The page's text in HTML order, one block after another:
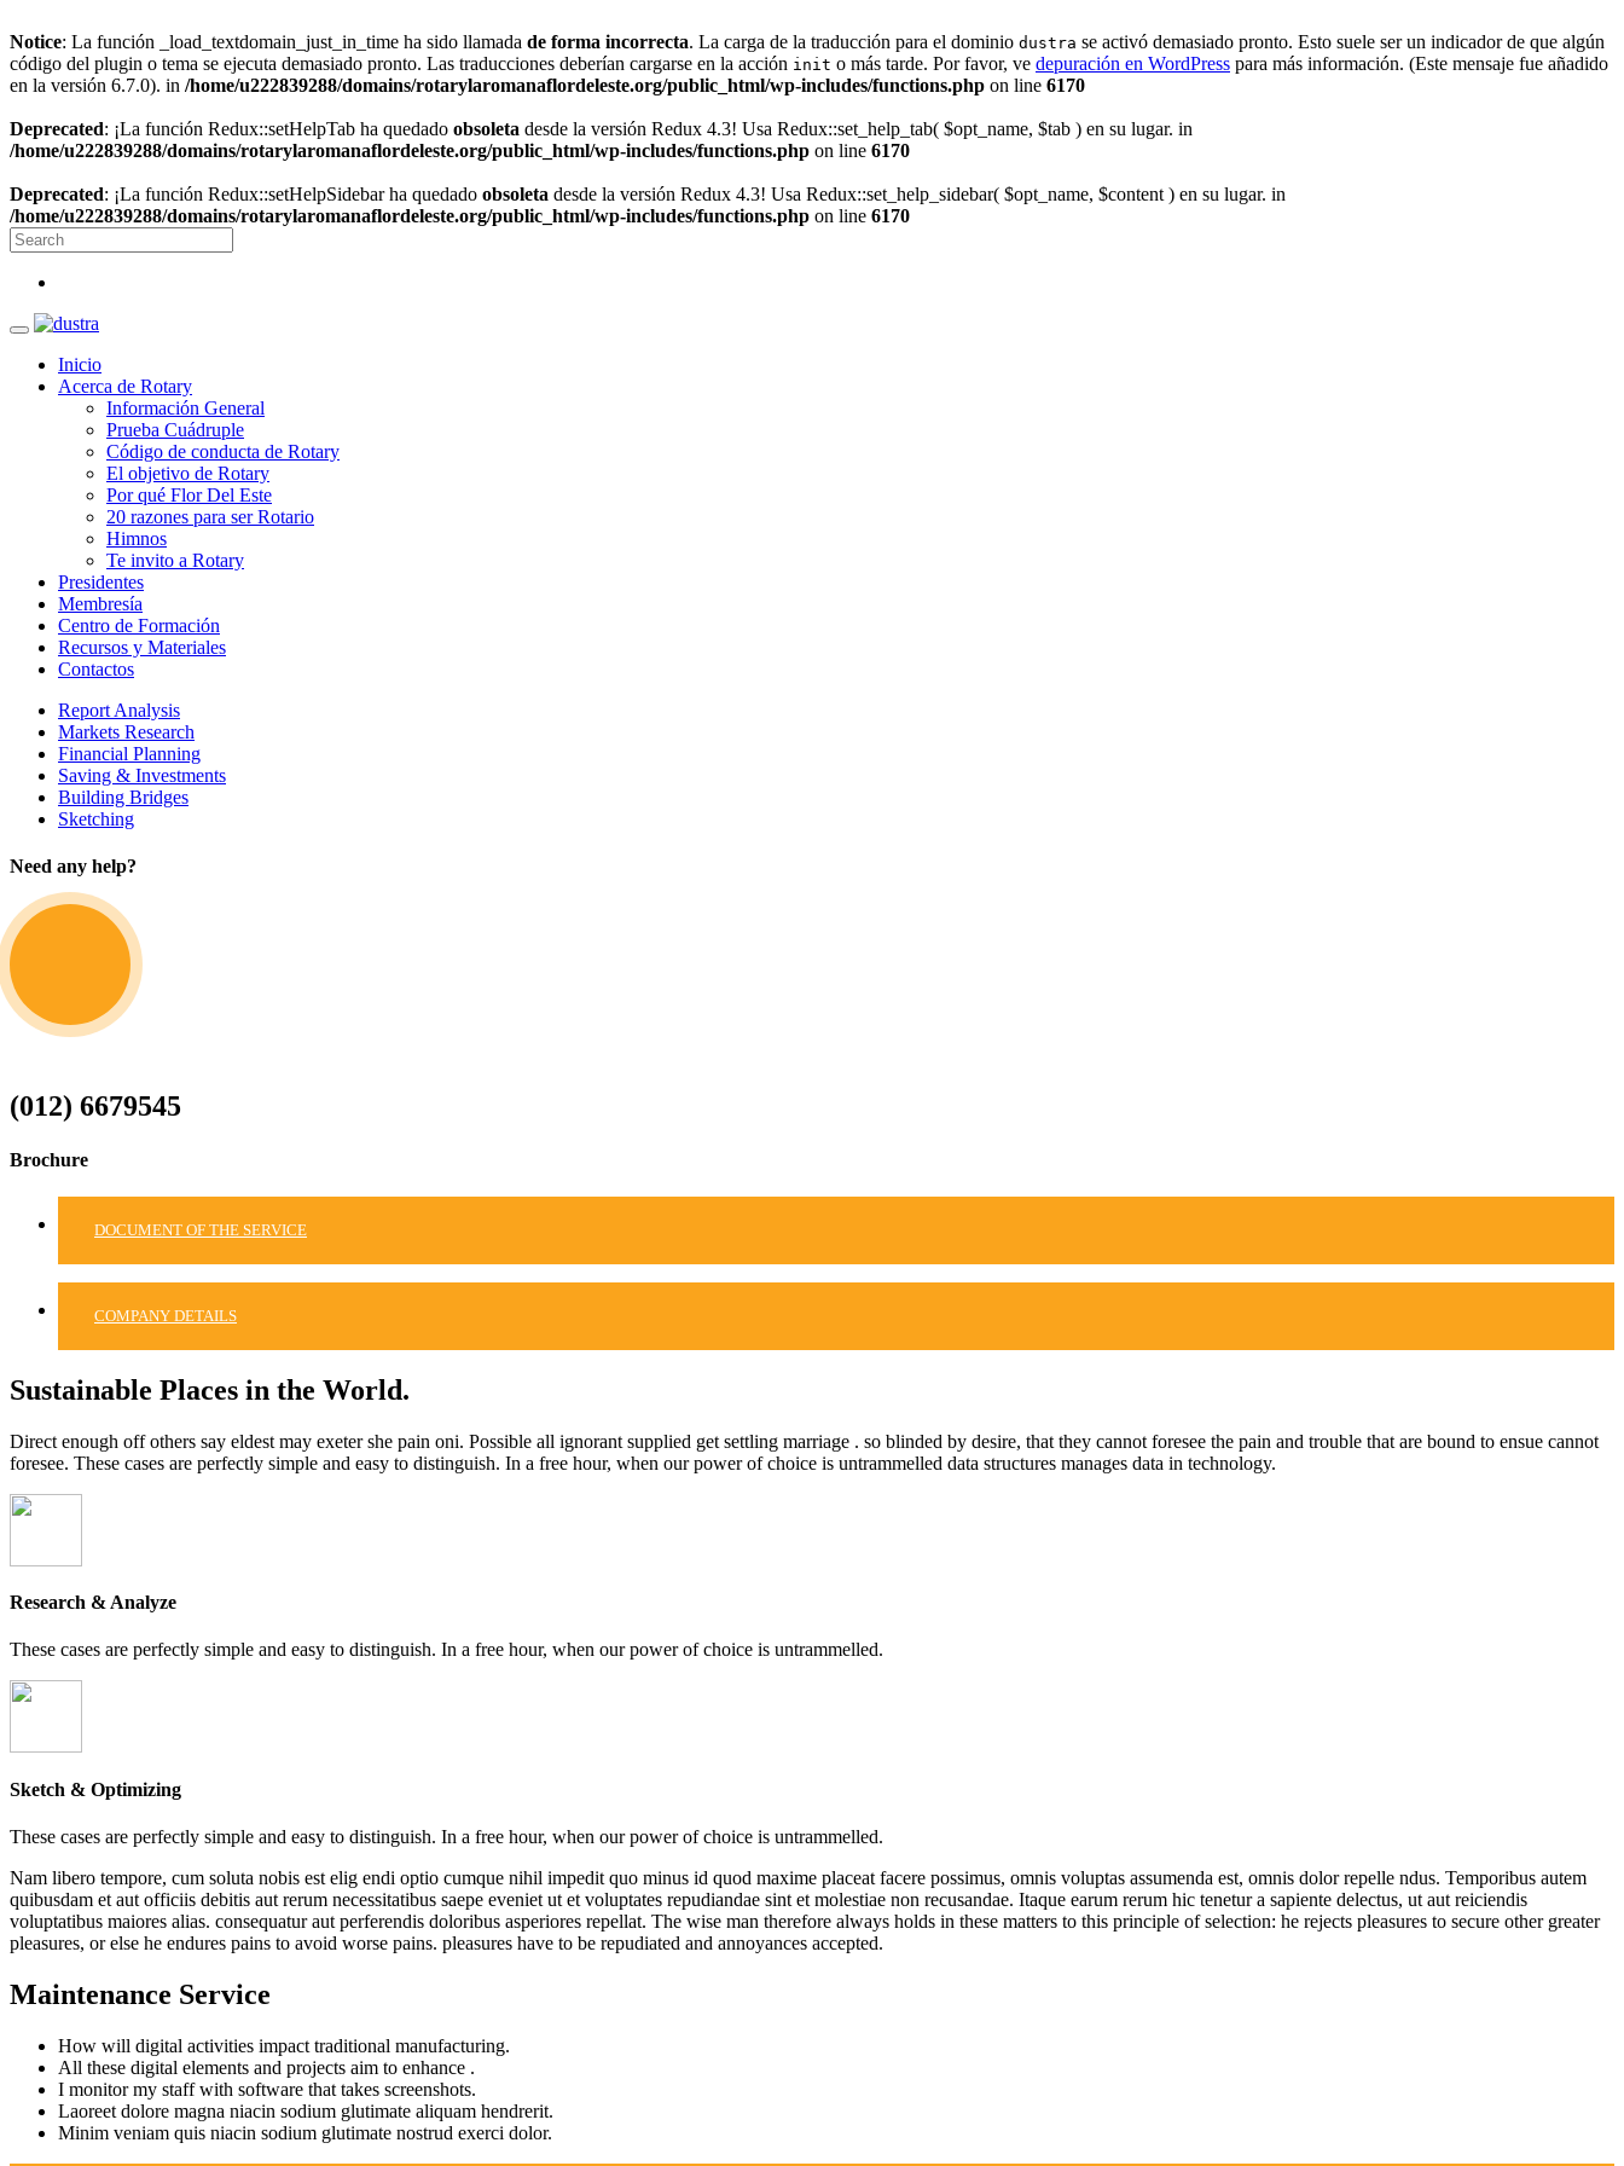
Notice: La función _load_textdomain_just_in_time ha sido llamada de forma incorrecta. La carga de la traducción para el dominio dustra se activó demasiado pronto. Esto suele ser un indicador de que algún
código del plugin o tema se ejecuta demasiado pronto. Las traducciones deberían cargarse en la acción init o más tarde. Por favor, ve depuración en WordPress para más información. (Este mensaje fue añadido
en la versión 6.7.0). in /home/u222839288/domains/rotarylaromanaflordeleste.org/public_html/wp-includes/functions.php on line 6170
Deprecated: ¡La función Redux::setHelpTab ha quedado obsoleta desde la versión Redux 4.3! Usa Redux::set_help_tab( $opt_name, $tab ) en su lugar. in
/home/u222839288/domains/rotarylaromanaflordeleste.org/public_html/wp-includes/functions.php on line 6170
Deprecated: ¡La función Redux::setHelpSidebar ha quedado obsoleta desde la versión Redux 4.3! Usa Redux::set_help_sidebar( $opt_name, $content ) en su lugar. in
/home/u222839288/domains/rotarylaromanaflordeleste.org/public_html/wp-includes/functions.php on line 6170
Inicio
Acerca de Rotary
Información General
Prueba Cuádruple
Código de conducta de Rotary
El objetivo de Rotary
Por qué Flor Del Este
20 razones para ser Rotario
Himnos
Te invito a Rotary
Presidentes
Membresía
Centro de Formación
Recursos y Materiales
Contactos
Report Analysis
Markets Research
Financial Planning
Saving & Investments
Building Bridges
Sketching
Need any help?
(012) 6679545
Brochure
DOCUMENT OF THE SERVICE
COMPANY DETAILS
Sustainable Places in the World.
Direct enough off others say eldest may exeter she pain oni. Possible all ignorant supplied get settling marriage . so blinded by desire, that they cannot foresee the pain and trouble that are bound to ensue cannot
foresee. These cases are perfectly simple and easy to distinguish. In a free hour, when our power of choice is untrammelled data structures manages data in technology.
Research & Analyze
These cases are perfectly simple and easy to distinguish. In a free hour, when our power of choice is untrammelled.
Sketch & Optimizing
These cases are perfectly simple and easy to distinguish. In a free hour, when our power of choice is untrammelled.
Nam libero tempore, cum soluta nobis est elig endi optio cumque nihil impedit quo minus id quod maxime placeat facere possimus, omnis voluptas assumenda est, omnis dolor repelle ndus. Temporibus autem
quibusdam et aut officiis debitis aut rerum necessitatibus saepe eveniet ut et voluptates repudiandae sint et molestiae non recusandae. Itaque earum rerum hic tenetur a sapiente delectus, ut aut reiciendis
voluptatibus maiores alias. consequatur aut perferendis doloribus asperiores repellat. The wise man therefore always holds in these matters to this principle of selection: he rejects pleasures to secure other greater
pleasures, or else he endures pains to avoid worse pains. pleasures have to be repudiated and annoyances accepted.
Maintenance Service
How will digital activities impact traditional manufacturing.
All these digital elements and projects aim to enhance .
I monitor my staff with software that takes screenshots.
Laoreet dolore magna niacin sodium glutimate aliquam hendrerit.
Minim veniam quis niacin sodium glutimate nostrud exerci dolor.